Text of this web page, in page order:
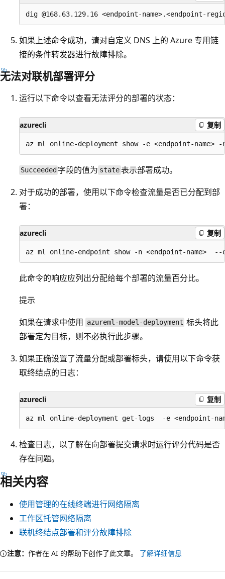
如果上述命令成功，请对自定义 DNS 上的 Azure 专用链
接的条件转发器进行故障排除。
无法对联机部署评分
运行以下命令以查看无法评分的部署的状态：
azurecli 复制
Succeeded 字段的值为 state表示部署成功。
对于成功的部署，使用以下命令检查流量是否已分配到部
署：
azurecli 复制
此命令的响应应列出分配给每个部署的流量百分比。
提示
如果在请求中使用 azureml-model-deployment 标头将此
部署定为目标，则不必执行此步骤。
如果正确设置了流量分配或部署标头，请使用以下命令获
取终结点的日志：
azurecli 复制
检查日志，以了解在向部署提交请求时运行评分代码是否
存在问题。
相关内容
使用管理的在线终端进行网络隔离
工作区托管网络隔离
联机终结点部署和评分故障排除
注意： 作者在 AI 的帮助下创作了此文章。 了解详细信息